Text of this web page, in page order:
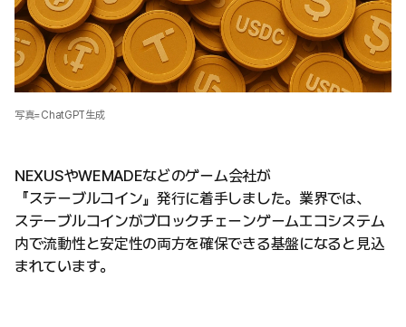
写真=ChatGPT生成
NEXUSやWEMADEなどのゲーム会社が
『ステーブルコイン』発行に着手しました。業界では、
ステーブルコインがブロックチェーンゲームエコシステム
内で流動性と安定性の両方を確保できる基盤になると見込
まれています。